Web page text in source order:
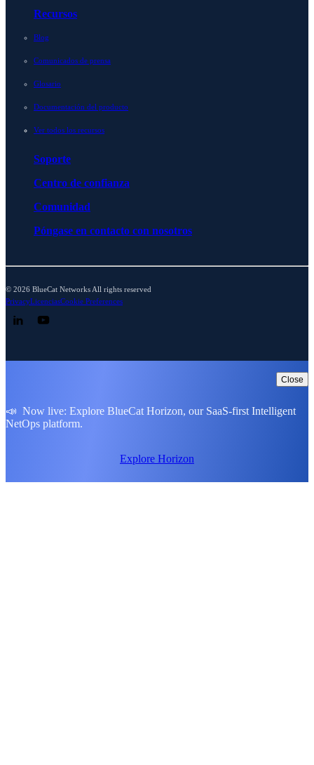
Recursos
Blog
Comunicados de prensa
Glosario
Documentación del producto
Ver todos los recursos
Soporte
Centro de confianza
Comunidad
Póngase en contacto con nosotros
© 2026 BlueCat Networks All rights reserved
PrivacyLicenciasCookie Preferences
Follow us on LinkedIn
Follow us on YouTube
Close
📣 Now live: Explore BlueCat Horizon, our SaaS-first Intelligent
NetOps platform.
Explore Horizon